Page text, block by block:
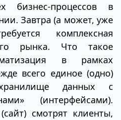
бизнес-процессов в
Завтра (а может, уже
комплексная
рынка. Что такое
в рамках
всего единое (одно)
данных с
(интерфейсами).
смотрят клиенты,